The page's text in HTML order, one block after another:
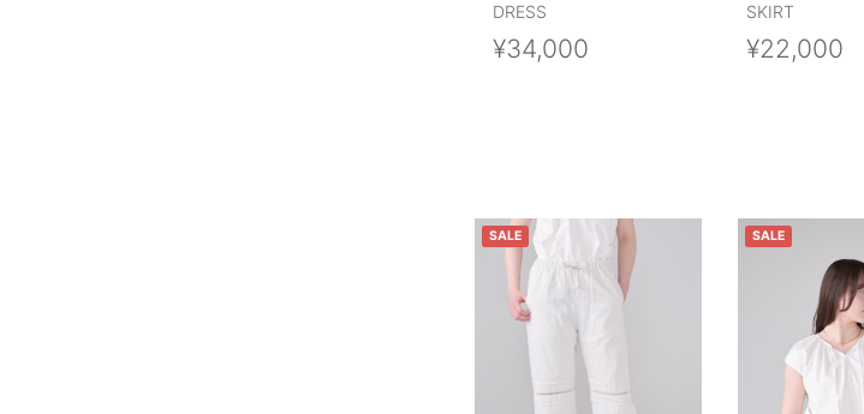
DRESS
¥34,000
SKIRT
¥22,000
SALE SALE